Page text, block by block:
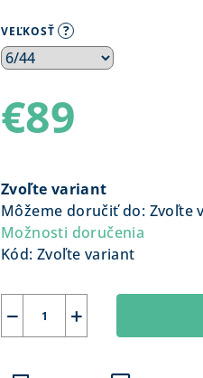
VEĽKOSŤ ?
€89
cena:
Zvoľte variant
Môžeme doručiť do: Zvoľte
Možnosti doručenia
Kód: Zvoľte variant
+
−